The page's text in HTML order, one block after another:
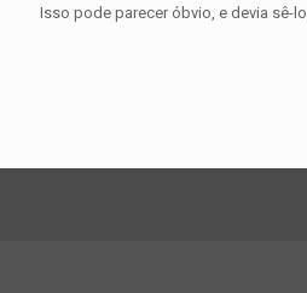
Isso pode parecer óbvio, e devia sê-lo,